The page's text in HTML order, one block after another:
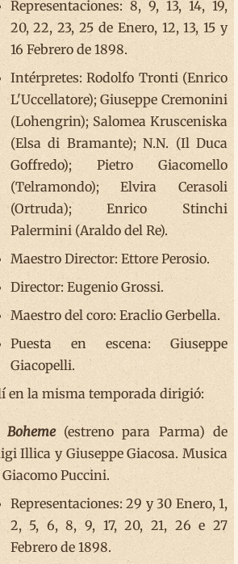
Representaciones: 8, 9, 13, 14, 19,
20, 22, 23, 25 de Enero, 12, 13, 15 y
16 Febrero de 1898.
Intérpretes: Rodolfo Tronti (Enrico
L'Uccellatore); Giuseppe Cremonini
(Lohengrin); Salomea Krusceniska
(Elsa di Bramante); N.N. (Il Duca
Goffredo); Pietro Giacomello
(Telramondo); Elvira Cerasoli
(Ortruda); Enrico Stinchi
Palermini (Araldo del Re).
Maestro Director: Ettore Perosio.
Director: Eugenio Grossi.
Maestro del coro: Eraclio Gerbella.
Puesta en escena: Giuseppe
Giacopelli.
en la misma temporada dirigió:
Boheme(estreno para Parma) de
Illica y Giuseppe Giacosa. Musica
Giacomo Puccini.
Representaciones: 29 y 30 Enero, 1,
2, 5, 6, 8, 9, 17, 20, 21, 26 e 27
Febrero de 1898.